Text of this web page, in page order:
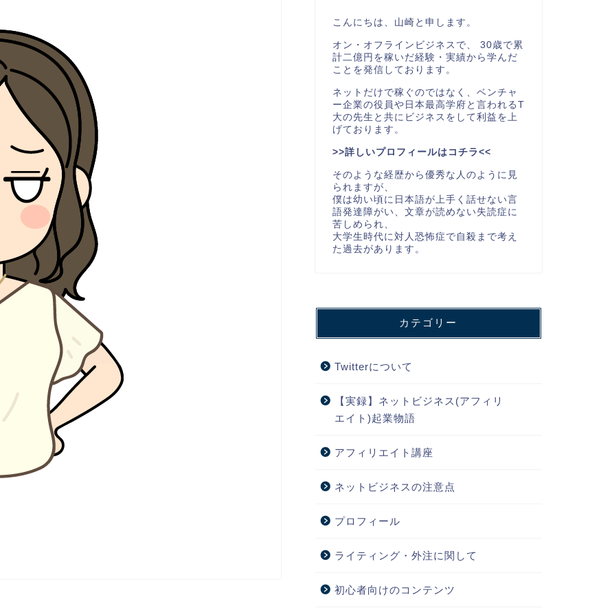
こんにちは、山崎と申します。
オン・オフラインビジネスで、 30歳で累
計二億円を稼いだ経験・実績から学んだ
ことを発信しております。
ネットだけで稼ぐのではなく、ベンチャ
ー企業の役員や日本最高学府と言われるT
大の先生と共にビジネスをして利益を上
げております。
>>詳しいプロフィールはコチラ<<
そのような経歴から優秀な人のように見
られますが、
僕は幼い頃に日本語が上手く話せない言
語発達障がい、文章が読めない失読症に
苦しめられ、
大学生時代に対人恐怖症で自殺まで考え
た過去があります。
カテゴリー
Twitterについて
【実録】ネットビジネス(アフィリ
エイト)起業物語
アフィリエイト講座
ネットビジネスの注意点
プロフィール
ライティング・外注に関して
初心者向けのコンテンツ